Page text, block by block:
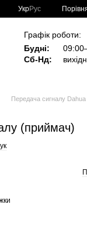
УкрРус
Графік роботи:
Будні:
Сб-Нд:
Передача сигналу Dahua
(приймач)